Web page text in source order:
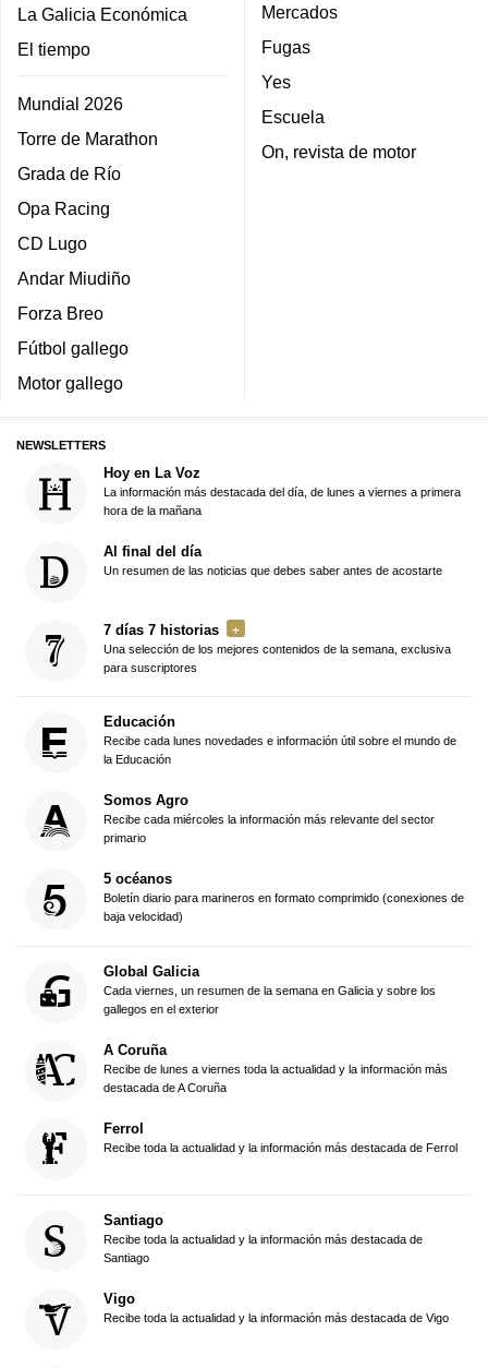
La Galicia Económica
El tiempo
Mundial 2026
Torre de Marathon
Grada de Río
Opa Racing
CD Lugo
Andar Miudiño
Forza Breo
Fútbol gallego
Motor gallego
Mercados
Fugas
Yes
Escuela
On, revista de motor
NEWSLETTERS
Hoy en La Voz
La información más destacada del día, de lunes a viernes a primera
hora de la mañana
Al final del día
Un resumen de las noticias que debes saber antes de acostarte
7 días 7 historias
Una selección de los mejores contenidos de la semana, exclusiva
para suscriptores
Educación
Recibe cada lunes novedades e información útil sobre el mundo de
la Educación
Somos Agro
Recibe cada miércoles la información más relevante del sector
primario
5 océanos
Boletín diario para marineros en formato comprimido (conexiones de
baja velocidad)
Global Galicia
Cada viernes, un resumen de la semana en Galicia y sobre los
gallegos en el exterior
A Coruña
Recibe de lunes a viernes toda la actualidad y la información más
destacada de A Coruña
Ferrol
Recibe toda la actualidad y la información más destacada de Ferrol
Santiago
Recibe toda la actualidad y la información más destacada de
Santiago
Vigo
Recibe toda la actualidad y la información más destacada de Vigo